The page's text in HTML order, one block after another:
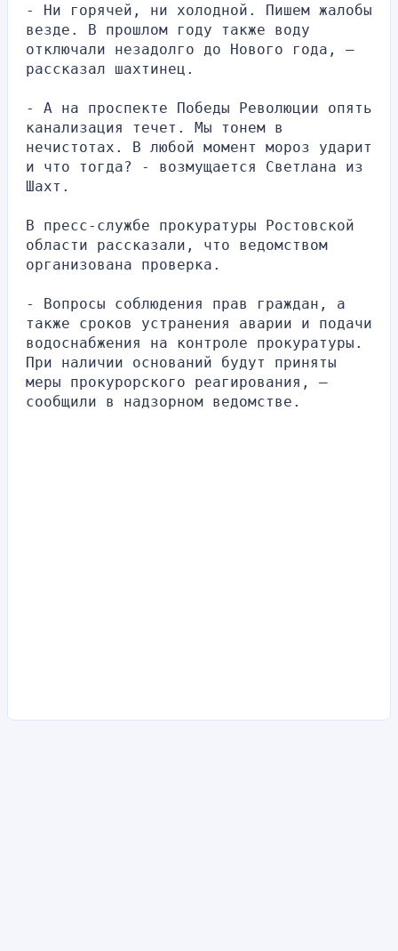
- Ни горячей, ни холодной. Пишем жалобы
везде. В прошлом году также воду
отключали незадолго до Нового года, —
рассказал шахтинец.
- А на проспекте Победы Революции опять
канализация течет. Мы тонем в
нечистотах. В любой момент мороз ударит
и что тогда? - возмущается Светлана из
Шахт.
В пресс-службе прокуратуры Ростовской
области рассказали, что ведомством
организована проверка.
- Вопросы соблюдения прав граждан, а
также сроков устранения аварии и подачи
водоснабжения на контроле прокуратуры.
При наличии оснований будут приняты
меры прокурорского реагирования, —
сообщили в надзорном ведомстве.